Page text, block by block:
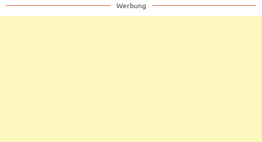
Werbung